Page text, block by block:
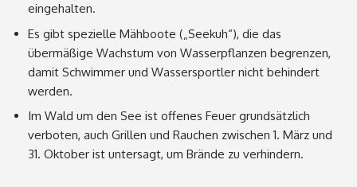
eingehalten.
Es gibt spezielle Mähboote („Seekuh“), die das
übermäßige Wachstum von Wasserpflanzen begrenzen,
damit Schwimmer und Wassersportler nicht behindert
werden.
Im Wald um den See ist offenes Feuer grundsätzlich
verboten, auch Grillen und Rauchen zwischen 1. März und
31. Oktober ist untersagt, um Brände zu verhindern.